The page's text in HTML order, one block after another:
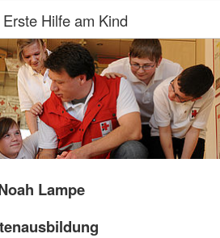
Erste Hilfe am Kind
Lampe